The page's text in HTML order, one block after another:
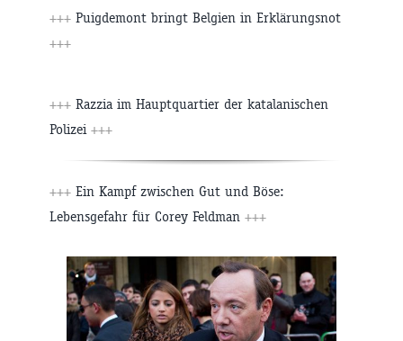
+++ Puigdemont bringt Belgien in Erklärungsnot
+++
+++ Razzia im Hauptquartier der katalanischen
Polizei +++
+++ Ein Kampf zwischen Gut und Böse:
Lebensgefahr für Corey Feldman +++